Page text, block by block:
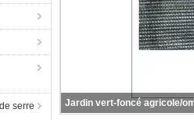
serre